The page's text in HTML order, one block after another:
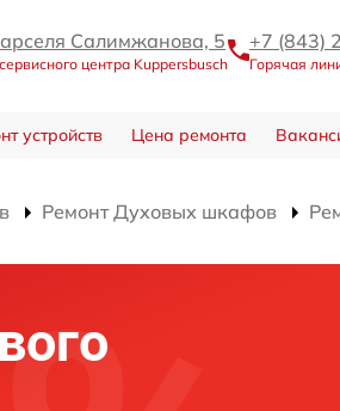
Салимжанова, 5
центра Kuppersbusch
+7 (843)
Горячая
устройств Цена ремонта
Ремонт Духовых шкафов